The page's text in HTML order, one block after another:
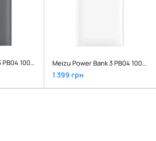
Meizu Power Bank 3 PB04 10000mAh 18W Dual USB-A Black Meizu Power Bank 3 PB04 10000mAh 18W Dual USB-A White
1 399 грн